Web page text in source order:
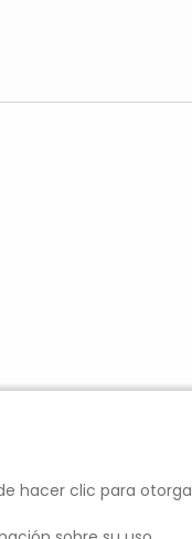
hacer clic para